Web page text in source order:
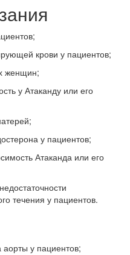
крови у пациентов;
женщин;
у Атаканду или его
у пациентов;
Атаканда или его
течения у пациентов.
у пациентов;